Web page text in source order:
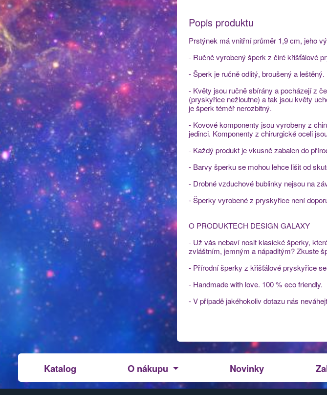
Popis produktu
Prstýnek má vnitřní průměr 1,9 cm, jeho
- Ručně vyrobený šperk z čiré křišťálové
- Šperk je ručně odlitý, broušený a leštěný.
- Květy jsou ručně sbírány a pocházejí z
(pryskyřice nežloutne) a tak jsou květy
je šperk téměř nerozbitný.
- Kovové komponenty jsou vyrobeny z
jedinci. Komponenty z chirurgické oceli
- Každý produkt je vkusně zabalen do
- Barvy šperku se mohou lehce lišit od
- Drobné vzduchové bublinky nejsou na
- Šperky vyrobené z pryskyřice není
O PRODUKTECH DESIGN GALAXY
- Už vás nebaví nosit klasické šperky,
zvláštním, jemným a nápaditým? Zkuste
- Přírodní šperky z křišťálové pryskyřice
- Handmade with love. 100 % eco friendly.
- V případě jakéhokoliv dotazu nás
Katalog O nákupu Novinky